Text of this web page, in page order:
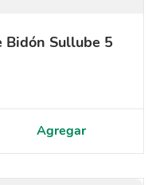
Bidón Sullube 5
Agregar